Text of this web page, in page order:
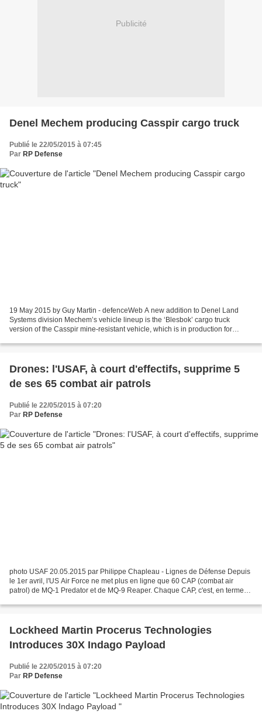
Publicité
Denel Mechem producing Casspir cargo truck
Publié le 22/05/2015 à 07:45
Par RP Defense
19 May 2015 by Guy Martin - defenceWeb A new addition to Denel Land
Systems division Mechem’s vehicle lineup is the ‘Blesbok’ cargo truck
version of the Casspir mine-resistant vehicle, which is in production for
Drones: l'USAF, à court d'effectifs, supprime 5
de ses 65 combat air patrols
Publié le 22/05/2015 à 07:20
Par RP Defense
photo USAF 20.05.2015 par Philippe Chapleau - Lignes de Défense Depuis
le 1er avril, l'US Air Force ne met plus en ligne que 60 CAP (combat air
patrol) de MQ-1 Predator et de MQ-9 Reaper. Chaque CAP, c'est, en termes
Lockheed Martin Procerus Technologies
Introduces 30X Indago Payload
Publié le 22/05/2015 à 07:20
Par RP Defense